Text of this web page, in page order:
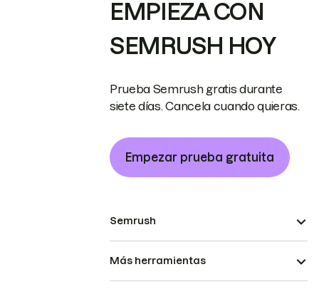
EMPIEZA CON
SEMRUSH HOY
Prueba Semrush gratis durante
siete días. Cancela cuando quieras.
Empezar prueba gratuita
Semrush
Más herramientas